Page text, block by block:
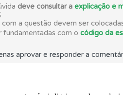
lhe as questões mais
partilhar o seu perfil com
das questões para
deve consultar a explicação e
;
com a questão devem ser
fundamentadas com o código da
aprovar e responder a